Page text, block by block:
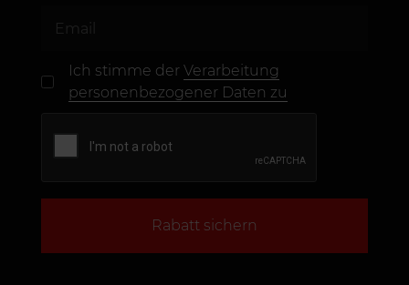
Ich stimme der Verarbeitung
personenbezogener Daten zu
Rabatt sichern